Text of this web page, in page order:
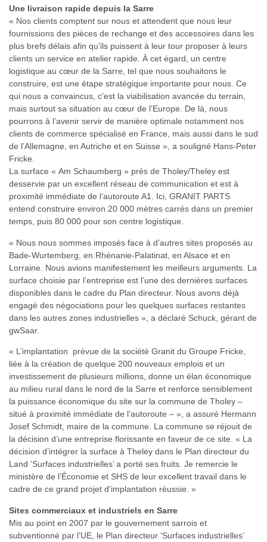
Une livraison rapide depuis la Sarre
« Nos clients comptent sur nous et attendent que nous leur
fournissions des pièces de rechange et des accessoires dans les
plus brefs délais afin qu’ils puissent à leur tour proposer à leurs
clients un service en atelier rapide. À cet égard, un centre
logistique au cœur de la Sarre, tel que nous souhaitons le
construire, est une étape stratégique importante pour nous. Ce
qui nous a convaincus, c’est la viabilisation avancée du terrain,
mais surtout sa situation au cœur de l’Europe. De là, nous
pourrons à l’avenir servir de manière optimale notamment nos
clients de commerce spécialisé en France, mais aussi dans le sud
de l’Allemagne, en Autriche et en Suisse », a souligné Hans-Peter
Fricke.
La surface « Am Schaumberg » près de Tholey/Theley est
desservie par un excellent réseau de communication et est à
proximité immédiate de l’autoroute A1. Ici, GRANIT PARTS
entend construire environ 20 000 mètres carrés dans un premier
temps, puis 80 000 pour son centre logistique.
« Nous nous sommes imposés face à d’autres sites proposés au
Bade-Wurtemberg, en Rhénanie-Palatinat, en Alsace et en
Lorraine. Nous avions manifestement les meilleurs arguments. La
surface choisie par l’entreprise est l’une des dernières surfaces
disponibles dans le cadre du Plan directeur. Nous avons déjà
engagé des négociations pour les quelques surfaces restantes
dans les autres zones industrielles », a déclaré Schuck, gérant de
gwSaar.
« L’implantation prévue de la société Granit du Groupe Fricke,
liée à la création de quelque 200 nouveaux emplois et un
investissement de plusieurs millions, donne un élan économique
au milieu rural dans le nord de la Sarre et renforce sensiblement
la puissance économique du site sur la commune de Tholey –
situé à proximité immédiate de l’autoroute – », a assuré Hermann
Josef Schmidt, maire de la commune. La commune se réjouit de
la décision d’une entreprise florissante en faveur de ce site. « La
décision d’intégrer la surface à Theley dans le Plan directeur du
Land ‘Surfaces industrielles’ a porté ses fruits. Je remercie le
ministère de l’Économie et SHS de leur excellent travail dans le
cadre de ce grand projet d’implantation réussie. »
Sites commerciaux et industriels en Sarre
Mis au point en 2007 par le gouvernement sarrois et
subventionné par l’UE, le Plan directeur ‘Surfaces industrielles’